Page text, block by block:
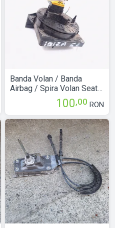
Banda Volan / Banda
Airbag / Spira Volan Seat
IBIZA Mk 4 (6L) 2002 >
100,00 RON